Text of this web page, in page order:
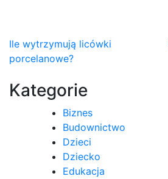
Nawigacja
wpisu
Ile wytrzymują licówki
porcelanowe?
Kategorie
Biznes
Budownictwo
Dzieci
Dziecko
Edukacja